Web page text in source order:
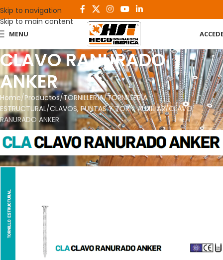
Skip to navigation
Skip to main content
MENU
CLAVO RANURADO
ANKER
Home Productos TORNILLERÍA TORNILLERÍA
ESTRUCTURAL CLAVOS, PUNTAS Y TORN. AUXILIAR CLAVO
RANURADO ANKER